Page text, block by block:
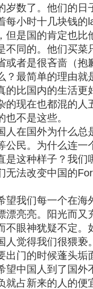
岁数了。他们的日
每小时十几块钱
但是国的肯定也比
不同的。他们买
或者是很吝啬（抱
？最简单的理由
的比国内的生活
的现在也都混的人
也不是这些。
在国外为什么总
公民。为什么连
是这种样子？我们
法改变中国的
我们每一个在海
漂亮亮。阳光而又
不眼神犹疑不定
人觉得我们很猥亵
出门的时候蓬头垢
中国人到了国外
就占新来的人的